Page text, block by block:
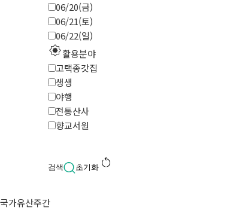
06/20(금)
06/21(토)
06/22(일)
explosion활용분야
고택종갓집
생생
야행
전통산사
향교서원
검색 초기화 restart_alt
국가유산주간